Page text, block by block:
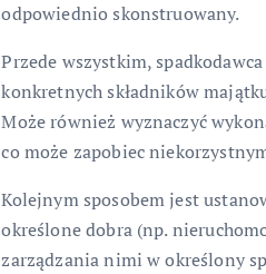
odpowiednio skonstruowany.
Przede wszystkim,
konkretnych składników
Może również wyznaczyć
co może zapobiec
Kolejnym sposobem jest
określone dobra (np.
zarządzania nimi w określony